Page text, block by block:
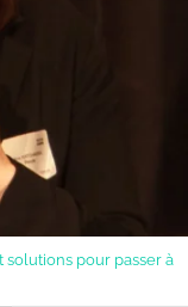
solutions pour passer à